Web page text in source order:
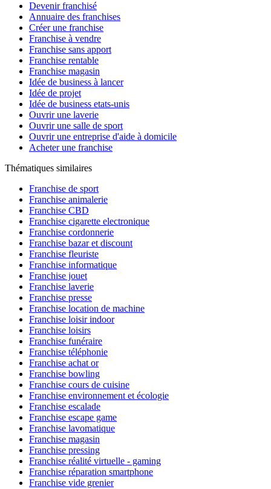
Devenir franchisé
Annuaire des franchises
Créer une franchise
Franchise à vendre
Franchise sans apport
Franchise rentable
Franchise magasin
Idée de business à lancer
Idée de projet
Idée de business etats-unis
Ouvrir une laverie
Ouvrir une salle de sport
Ouvrir une entreprise d'aide à domicile
Acheter une franchise
Thématiques similaires
Franchise de sport
Franchise animalerie
Franchise CBD
Franchise cigarette electronique
Franchise cordonnerie
Franchise bazar et discount
Franchise fleuriste
Franchise informatique
Franchise jouet
Franchise laverie
Franchise presse
Franchise location de machine
Franchise loisir indoor
Franchise loisirs
Franchise funéraire
Franchise téléphonie
Franchise achat or
Franchise bowling
Franchise cours de cuisine
Franchise environnement et écologie
Franchise escalade
Franchise escape game
Franchise lavomatique
Franchise magasin
Franchise pressing
Franchise réalité virtuelle - gaming
Franchise réparation smartphone
Franchise vide grenier